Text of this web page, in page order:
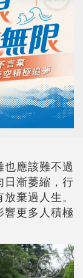
應該難不過
日漸萎縮，行
棄過人生。
響更多人積極